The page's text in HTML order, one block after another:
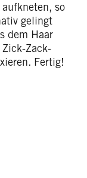
so
gelingt
dem Haar
Zack-
Fertig!